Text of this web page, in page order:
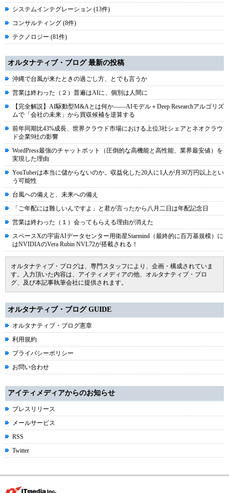
システムインテグレーション (13件)
コンサルティング (8件)
テクノロジー (81件)
オルタナティブ・ブログ 最新の投稿
沖縄で台風が来たときの過ごし方、とでも言うか
営業は終わった（２）普遍はAIに、個別は人間に
【完全解説】AI駆動型M&Aとは何か――AIモデル＋Deep Researchアルゴリズ
ムで「会社の未来」から買収候補を逆算する
前年同期比43%成長、世界クラウド市場における上位3社シェアとネオクラウ
ド企業9社の影響
WordPress最強のチャットボット（圧倒的な高機能と高性能、業界最安値）を
実現した理由
YouTuberは本当に儲からないのか。収益化した20人に1人が月30万円以上とい
う可能性
台風への備えと、未来への備え
「ご年配には難しいんですよ」と君が言ったから八月二日は年配記念日
営業は終わった（１）会ってもらえる理由が消えた
スペースXの宇宙AIデータセンター用衛星Starmind（最終的に百万基規模）に
はNVIDIAのVera Rubin NVL72が搭載される！
オルタナティブ・ブログは、専門スタッフにより、企画・構成されていま
す。入力頂いた内容は、アイティメディアの他、オルタナティブ・ブロ
グ、及び本記事執筆会社に提供されます。
オルタナティブ・ブログ GUIDE
オルタナティブ・ブログ憲章
利用規約
プライバシーポリシー
お問い合わせ
アイティメディアからのお知らせ
プレスリリース
メールサービス
RSS
Twitter